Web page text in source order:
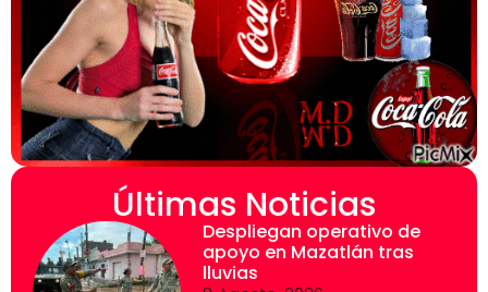
Últimas Noticias
Despliegan operativo de
apoyo en Mazatlán tras
lluvias